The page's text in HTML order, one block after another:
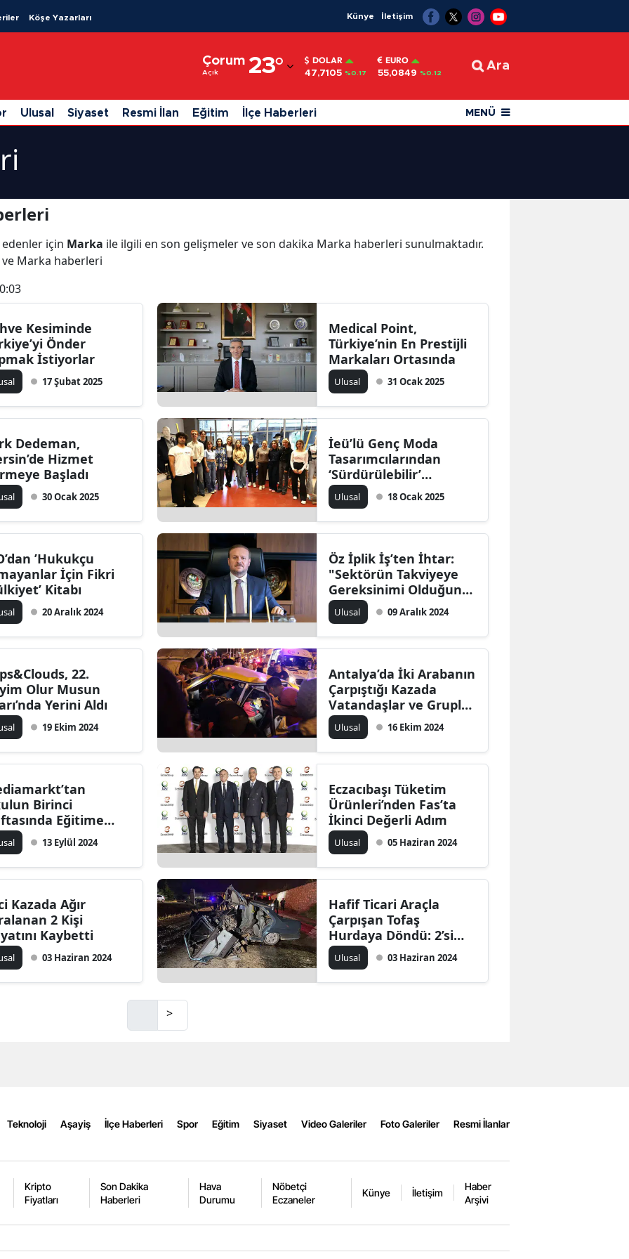
Köşe Yazarları Künye İletişim
Çorum
Açık 23°
Adıyaman
Afyonkarahisar
Ağrı
Artvin
Balıkesir
Bilecik
Bingöl
Bitlis
Bolu
Burdur
Bursa
Çanakkale
Çankırı
Çorum
Denizli
Diyarbakır
Edirne
Elazığ
Erzincan
Erzurum
Gaziantep
Giresun
Gümüşhane
Hakkari
Hatay
Isparta
Mersin
Kırşehir
Kocaeli
Konya
Kütahya
DOLAR
47,7105 %0.17
EURO
55,0849 %0.12
Ara
Ulusal Siyaset Resmi İlan Eğitim İlçe Haberleri MENÜ
için Marka ile ilgili en son gelişmeler ve son dakika Marka haberleri sunulmaktadır.
Marka haberleri
Kesiminde
Önder
İstiyorlar
17 Şubat 2025
Medical Point,
Türkiye’nin En Prestijli
Markaları Ortasında
Ulusal 31 Ocak 2025
Dedeman,
Hizmet
Başladı
30 Ocak 2025
İeü’lü Genç Moda
Tasarımcılarından
‘Sürdürülebilir’
Koleksiyon
Ulusal 18 Ocak 2025
’Hukukçu
İçin Fikri
Kitabı
20 Aralık 2024
Öz İplik İş’ten İhtar:
"Sektörün Takviyeye
Gereksinimi Olduğunu
Görüyoruz Ancak
Kırmızı Çizgimiz
Emektir"
Ulusal 09 Aralık 2024
22.
Olur Musun
Yerini Aldı
19 Ekim 2024
Antalya’da İki Arabanın
Çarpıştığı Kazada
Vatandaşlar ve Gruplar
Saniyelerle Yarıştı: 4
Yaralı
Ulusal 16 Ekim 2024
Birinci
Eğitime
Takviye
13 Eylül 2024
Eczacıbaşı Tüketim
Ürünleri’nden Fas’ta
İkinci Değerli Adım
Ulusal 05 Haziran 2024
Kazada Ağır
2 Kişi
Kaybetti
03 Haziran 2024
Hafif Ticari Araçla
Çarpışan Tofaş
Hurdaya Döndü: 2’si
Ağır 5 Yaralı
Ulusal 03 Haziran 2024
>
Teknoloji Aşayiş İlçe Haberleri Spor Eğitim Siyaset Video Galeriler Foto Galeriler Resmi İlanlar
Kripto
Fiyatları
Son Dakika
Haberleri
Hava
Durumu
Nöbetçi
Eczaneler
Künye İletişim
Haber
Arşivi